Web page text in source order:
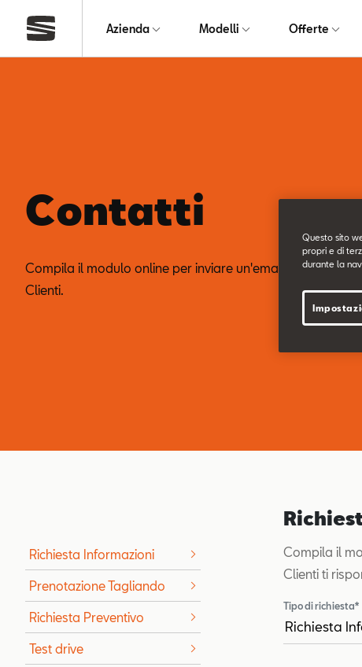
Azienda Modelli Offerte
Contatti
Compila il modulo online per inviare un'email al nostro
Clienti.
Richiesta Informazioni
Prenotazione Tagliando
Richiesta Preventivo
Test drive
Compila il
Clienti ti
Tipo di richiesta*
Questo sito
propri e di
durante la